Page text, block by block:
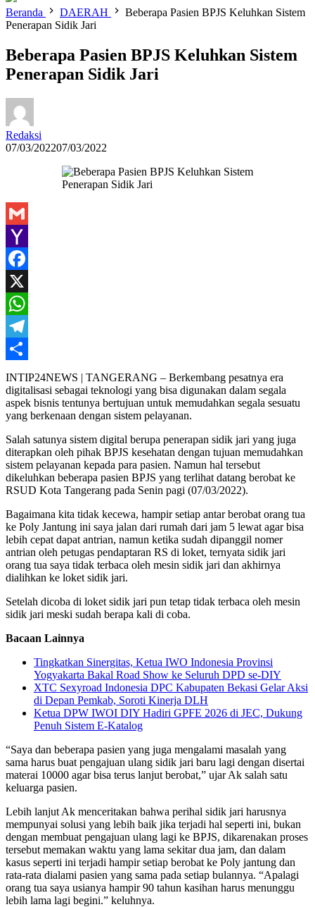
Beranda DAERAH
Beberapa Pasien BPJS Keluhkan Sistem
Penerapan Sidik Jari
Beberapa Pasien BPJS Keluhkan Sistem
Penerapan Sidik Jari
Redaksi
07/03/202207/03/2022
Gmail
Yahoo
Mail
Facebook
X
WhatsApp
Telegram
Share
INTIP24NEWS | TANGERANG – Berkembang pesatnya era
digitalisasi sebagai teknologi yang bisa digunakan dalam segala
aspek bisnis tentunya bertujuan untuk memudahkan segala sesuatu
yang berkenaan dengan sistem pelayanan.
Salah satunya sistem digital berupa penerapan sidik jari yang juga
diterapkan oleh pihak BPJS kesehatan dengan tujuan memudahkan
sistem pelayanan kepada para pasien. Namun hal tersebut
dikeluhkan beberapa pasien BPJS yang terlihat datang berobat ke
RSUD Kota Tangerang pada Senin pagi (07/03/2022).
Bagaimana kita tidak kecewa, hampir setiap antar berobat orang tua
ke Poly Jantung ini saya jalan dari rumah dari jam 5 lewat agar bisa
lebih cepat dapat antrian, namun ketika sudah dipanggil nomer
antrian oleh petugas pendaptaran RS di loket, ternyata sidik jari
orang tua saya tidak terbaca oleh mesin sidik jari dan akhirnya
dialihkan ke loket sidik jari.
Setelah dicoba di loket sidik jari pun tetap tidak terbaca oleh mesin
sidik jari meski sudah berapa kali di coba.
Bacaan Lainnya
Tingkatkan Sinergitas, Ketua IWO Indonesia Provinsi
Yogyakarta Bakal Road Show ke Seluruh DPD se-DIY
XTC Sexyroad Indonesia DPC Kabupaten Bekasi Gelar Aksi
di Depan Pemkab, Soroti Kinerja DLH
Ketua DPW IWOI DIY Hadiri GPFE 2026 di JEC, Dukung
Penuh Sistem E-Katalog
“Saya dan beberapa pasien yang juga mengalami masalah yang
sama harus buat pengajuan ulang sidik jari baru lagi dengan disertai
materai 10000 agar bisa terus lanjut berobat,” ujar Ak salah satu
keluarga pasien.
Lebih lanjut Ak menceritakan bahwa perihal sidik jari harusnya
mempunyai solusi yang lebih baik jika terjadi hal seperti ini, bukan
dengan membuat pengajuan ulang lagi ke BPJS, dikarenakan proses
tersebut memakan waktu yang lama sekitar dua jam, dan dalam
kasus seperti ini terjadi hampir setiap berobat ke Poly jantung dan
rata-rata dialami pasien yang sama pada setiap bulannya. “Apalagi
orang tua saya usianya hampir 90 tahun kasihan harus menunggu
lebih lama lagi begini.” keluhnya.